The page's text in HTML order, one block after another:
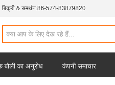
बिक्री & समर्थन:86-574-83879820
बोली का अनुरोध कंपनी समाचार